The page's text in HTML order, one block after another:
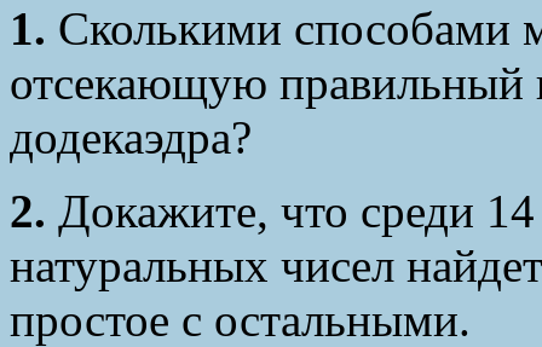
1. Сколькими способами
отсекающую правильный
додекаэдра?
2. Докажите, что среди
натуральных чисел
простое с остальными.